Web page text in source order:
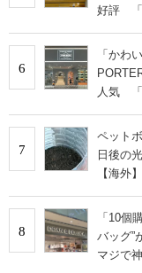
好評 「
6
「かわ
人気 「
7
ペット
日後の
【海外】
8
「10個
バッグ”
マジで